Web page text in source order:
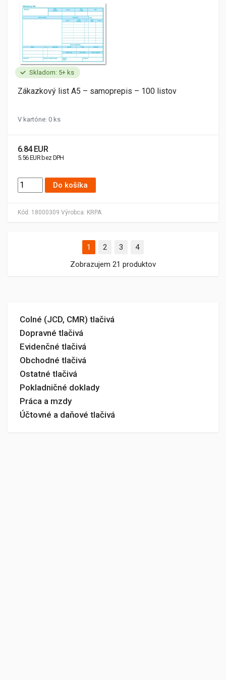
Colné (JCD, CMR) tlačivá
Dopravné tlačivá
Evidenčné tlačivá
Obchodné tlačivá
Ostatné tlačivá
Pokladničné doklady
Práca a mzdy
Účtovné a daňové tlačivá
Skladom: 5+ ks
Kód: 18000309 Výrobca: KRPA
Zákazkový list A5 – samoprepis – 100 listov
V kartóne: 0 ks
6.84 EUR
5.56 EUR bez DPH
Do košíka
1 2 3
4
Zobrazujem 21 produktov